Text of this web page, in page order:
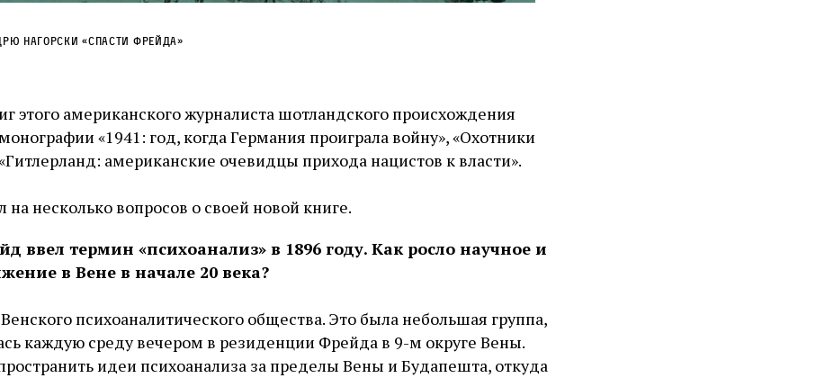
Нагорски «Спасти Фрейда»
этого американского журналиста шотландского происхождения
«1941: год, когда Германия проиграла войну», «Охотники
американские очевидцы прихода нацистов к власти».
на несколько вопросов о своей новой книге.
ввел термин «психоанализ» в 1896 году. Как росло научное и
в Вене в начале 20 века?
психоаналитического общества. Это была небольшая группа,
каждую среду вечером в резиденции Фрейда в 9-м округе Вены.
идеи психоанализа за пределы Вены и Будапешта, откуда